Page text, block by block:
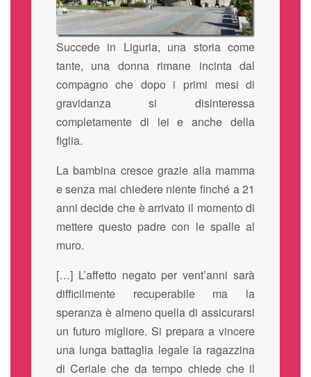
Succede in Liguria, una storia come
tante, una donna rimane incinta dal
compagno che dopo i primi mesi di
gravidanza si disinteressa
completamente di lei e anche della
figlia.
La bambina cresce grazie alla mamma
e senza mai chiedere niente finché a 21
anni decide che è arrivato il momento di
mettere questo padre con le spalle al
muro.
[…] L’affetto negato per vent’anni sarà
difficilmente recuperabile ma la
speranza è almeno quella di assicurarsi
un futuro migliore. Si prepara a vincere
una lunga battaglia legale la ragazzina
di Ceriale che da tempo chiede che il